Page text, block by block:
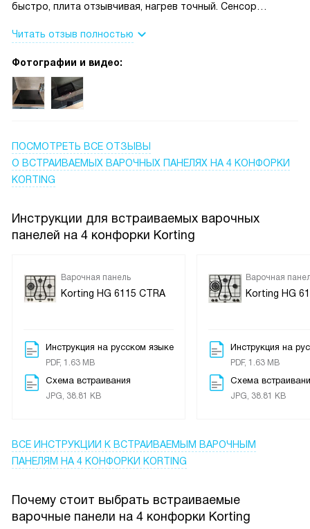
быстро, плита отзывчивая, нагрев точный. Сенсор
таймер с отключением полезен при готовке. Есть booster
на одну конфорку — выручает при быстром кипячении.
чистить и она выглядит стильно. Индикатор остаточного
тепла и защита от детей дают спокойствие.
корректно.
Читать отзыв полностью
Фотографии и видео:
ПОСМОТРЕТЬ ВСЕ ОТЗЫВЫ
О ВСТРАИВАЕМЫХ ВАРОЧНЫХ ПАНЕЛЯХ НА 4 КОНФОРКИ
KORTING
Инструкции для встраиваемых варочных
панелей на 4 конфорки Korting
Варочная панель
Korting HG 6115 CTRA
Инструкция на русском языке
PDF, 1.63 MB
Схема встраивания
JPG, 38.81 KB
Варочная
Korting HG
Инструкция на
PDF, 1.63 MB
Схема
JPG, 38.81 KB
ВСЕ ИНСТРУКЦИИ К ВСТРАИВАЕМЫМ ВАРОЧНЫМ
ПАНЕЛЯМ НА 4 КОНФОРКИ KORTING
Почему стоит выбрать встраиваемые
варочные панели на 4 конфорки Korting